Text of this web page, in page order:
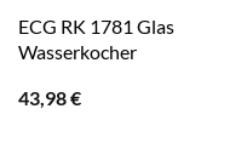
ECG RK 1781 Glas
Wasserkocher
43,98€